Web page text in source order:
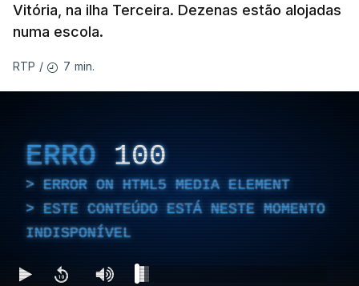
Vitória, na ilha Terceira. Dezenas estão alojadas
numa escola.
RTP / 7 min.
ERRO 100
ERROR ON HTML5 MEDIA ELEMENT
ESTE CONTEÚDO ESTÁ NESTE MOMENTO
INDISPONÍVEL